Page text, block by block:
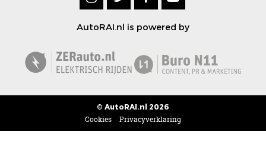
AutoRAI.nl is powered by
© AutoRAI.nl 2026
Cookies Privacyverklaring